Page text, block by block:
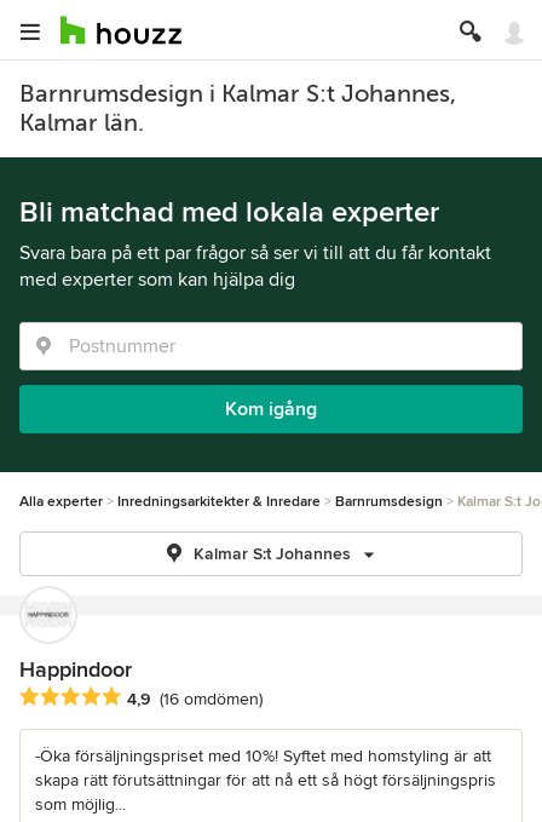
Barnrumsdesign i Kalmar S:t Johannes,
Kalmar län.
Bli matchad med lokala experter
Svara bara på ett par frågor så ser vi till att du får kontakt
med experter som kan hjälpa dig
Kom igång
Alla experter Inredningsarkitekter & Inredare Barnrumsdesign Kalmar S:t
Kalmar S:t Johannes
Happindoor
Genomsnittligt omdöme: 4.9 av 5 stjärnor
4,9 (16 omdömen)
-Öka försäljningspriset med 10%! Syftet med homstyling är att
skapa rätt förutsättningar för att nå ett så högt försäljningspris
som möjlig...